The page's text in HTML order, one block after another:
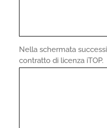
Nella schermata
contratto di licenza iTOP.